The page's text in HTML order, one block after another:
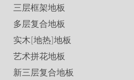
三层框架地板
多层复合地板
实木[地热]地板
艺术拼花地板
新三层复合地板